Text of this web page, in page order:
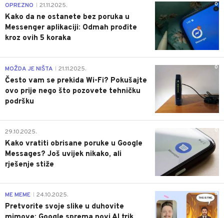
0
OPREZNO 21.11.2025.
Kako da ne ostanete bez poruka u
Messenger aplikaciji: Odmah prođite
kroz ovih 5 koraka
0
MOŽDA JE NIŠTA 21.11.2025.
Često vam se prekida Wi-Fi? Pokušajte
ovo prije nego što pozovete tehničku
podršku
0
29.10.2025.
Kako vratiti obrisane poruke u Google
Messages? Još uvijek nikako, ali
rješenje stiže
0
ME MEME 24.10.2025.
Pretvorite svoje slike u duhovite